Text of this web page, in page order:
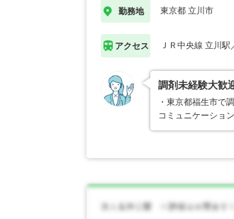
勤務地 東京都 立川市
アクセス ＪＲ中央線 立川
調剤未経験大歓
・東京都福生市で
コミュニケーショ